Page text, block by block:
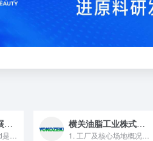
广州万邦实业发展有限公司 横关油脂工业株式会社
1. 工厂及核心场地概况 横关油脂工业株式会社核心生产与研发...